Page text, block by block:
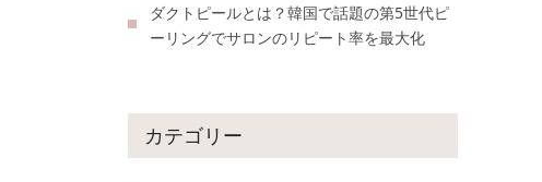
ダクトピールとは？韓国で話題の第5世代ピ
ーリングでサロンのリピート率を最大化
カテゴリー